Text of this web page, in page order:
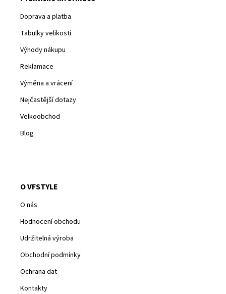
Doprava a platba
Tabulky velikostí
Výhody nákupu
Reklamace
Výměna a vrácení
Nejčastější dotazy
Velkoobchod
Blog
O VFSTYLE
O nás
Hodnocení obchodu
Udržitelná výroba
Obchodní podmínky
Ochrana dat
Kontakty